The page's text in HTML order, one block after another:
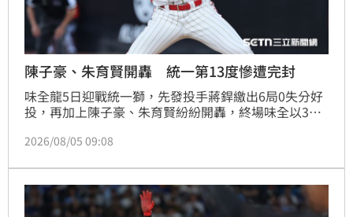
陳子豪、朱育賢開轟 統一第13度慘遭完封
味全龍5日迎戰統一獅，先發投手蔣銲繳出6局0失分好
投，再加上陳子豪、朱育賢紛紛開轟，終場味全以3：0
2026/08/05 09:08